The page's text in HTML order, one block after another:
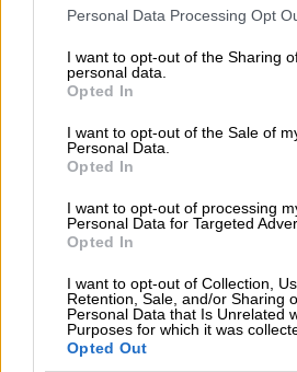
Please note that this website/app
not limited to your visit or usage
grant or deny consent to Google and
use your data for below specified
consent section.
Personal Data Processing Opt
I want to opt-out of the Sharing
personal data.
Opted In
I want to opt-out of the Sale of
Personal Data.
Opted In
I want to opt-out of processing
Personal Data for Targeted
Opted In
I want to opt-out of Collection,
Retention, Sale, and/or Sharing
Personal Data that Is Unrelated
Purposes for which it was
Opted Out
αστυνομική έρευνα, το πιο
σκάνδαλοπου συγκλονίζει
Μια πηγή ανέφερε: «Η
σοκαριστική και ο
έμεινε άναυδος όταν
ανάκριση, σε
τόπο. Το φερόμενο θύμα
Λονδίνου και η υπόθεσή
στη Μητροπολιτική
αστυνομική δύναμη, κάτι
μικρή καθυστέρηση. Οι